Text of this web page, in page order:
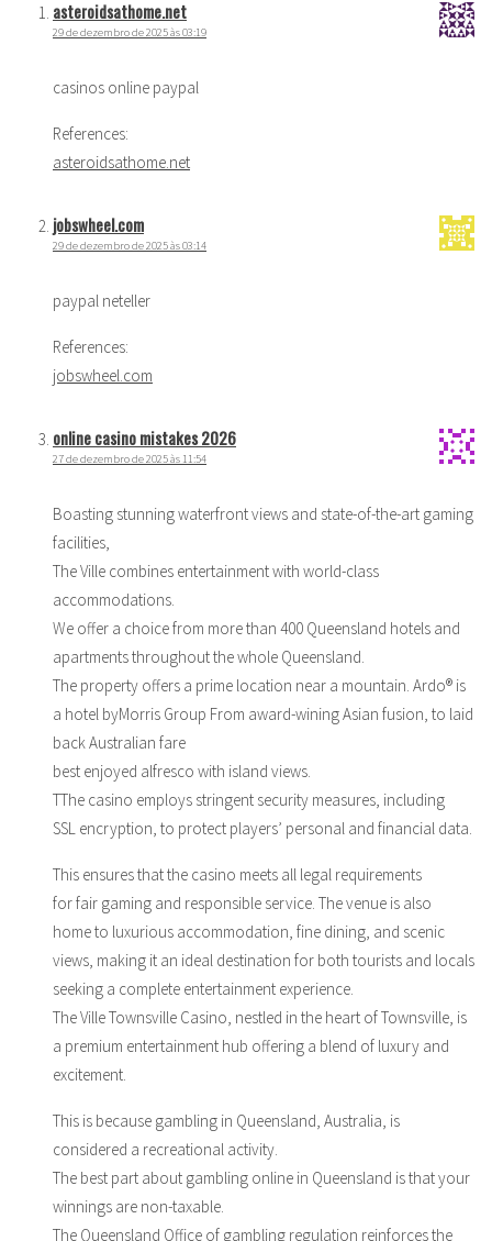
asteroidsathome.net
29 de dezembro de 2025 às 03:19
casinos online paypal
References:
asteroidsathome.net
jobswheel.com
29 de dezembro de 2025 às 03:14
paypal neteller
References:
jobswheel.com
online casino mistakes 2026
27 de dezembro de 2025 às 11:54
Boasting stunning waterfront views and state-of-the-art gaming
facilities,
The Ville combines entertainment with world-class
accommodations.
We offer a choice from more than 400 Queensland hotels and
apartments throughout the whole Queensland.
The property offers a prime location near a mountain. Ardo® is
a hotel byMorris Group From award-wining Asian fusion, to laid
back Australian fare
best enjoyed alfresco with island views.
TThe casino employs stringent security measures, including
SSL encryption, to protect players’ personal and financial data.
This ensures that the casino meets all legal requirements
for fair gaming and responsible service. The venue is also
home to luxurious accommodation, fine dining, and scenic
views, making it an ideal destination for both tourists and locals
seeking a complete entertainment experience.
The Ville Townsville Casino, nestled in the heart of Townsville, is
a premium entertainment hub offering a blend of luxury and
excitement.
This is because gambling in Queensland, Australia, is
considered a recreational activity.
The best part about gambling online in Queensland is that your
winnings are non-taxable.
The Queensland Office of gambling regulation reinforces the